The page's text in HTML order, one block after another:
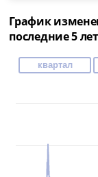
График
последние 5 лет
квартал